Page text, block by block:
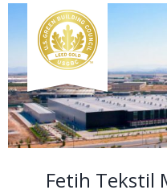
Fetih Tekstil